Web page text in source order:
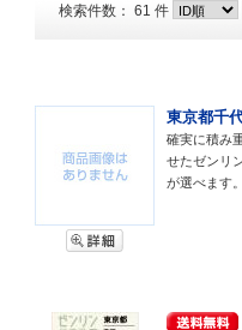
検索件数： 61 件
東京都千
確実に積み
せたゼンリ
が選べます。